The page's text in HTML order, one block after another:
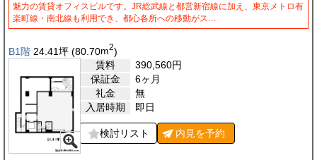
魅力の賃貸オフィスビルです。JR総武線と都営新宿線に加え、東京メトロ有
楽町線・南北線も利用でき、都心各所への移動がス…
B1階 24.41坪 (80.70m2)
賃料
390,560円
保証金
6ヶ月
礼金
無
入居時期
即日
検討リスト 内見を予約